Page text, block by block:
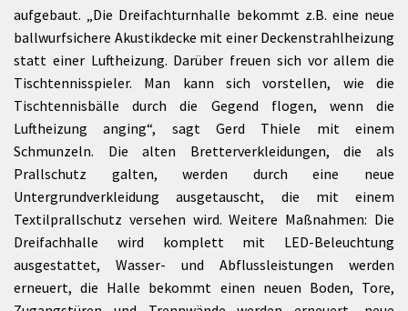
aufgebaut. „Die Dreifachturnhalle bekommt z.B. eine neue
ballwurfsichere Akustikdecke mit einer Deckenstrahlheizung
statt einer Luftheizung. Darüber freuen sich vor allem die
Tischtennisspieler. Man kann sich vorstellen, wie die
Tischtennisbälle durch die Gegend flogen, wenn die
Luftheizung anging“, sagt Gerd Thiele mit einem
Schmunzeln. Die alten Bretterverkleidungen, die als
Prallschutz galten, werden durch eine neue
Untergrundverkleidung ausgetauscht, die mit einem
Textilprallschutz versehen wird. Weitere Maßnahmen: Die
Dreifachhalle wird komplett mit LED-Beleuchtung
ausgestattet, Wasser- und Abflussleistungen werden
erneuert, die Halle bekommt einen neuen Boden, Tore,